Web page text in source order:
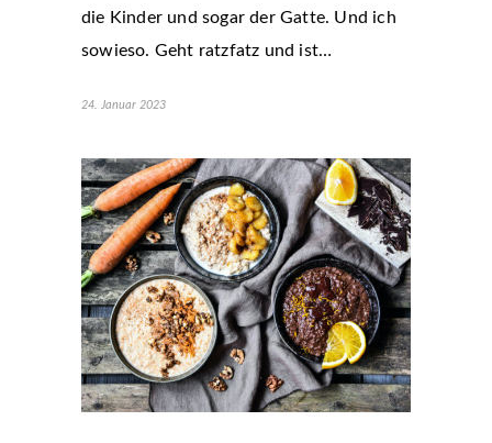
die Kinder und sogar der Gatte. Und ich
sowieso. Geht ratzfatz und ist…
24. Januar 2023